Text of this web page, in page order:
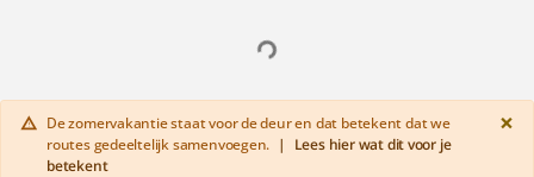
warning De zomervakantie staat voor de deur en dat betekent dat we
routes gedeeltelijk samenvoegen. |
Lees hier wat dit voor je
betekent
×